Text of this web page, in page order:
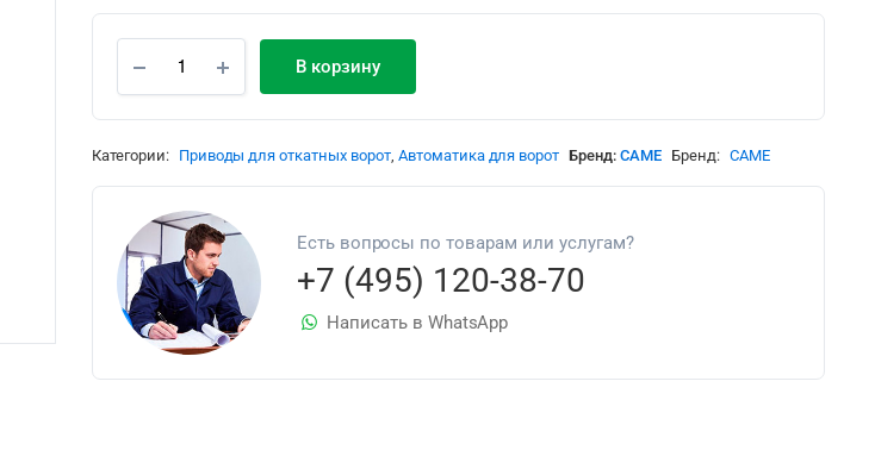
В корзину
Категории: Приводы для откатных ворот, Автоматика для ворот Бренд:CAME Бренд: CAME
Есть вопросы по товарам или услугам?
+7 (495) 120-38-70
Написать в WhatsApp